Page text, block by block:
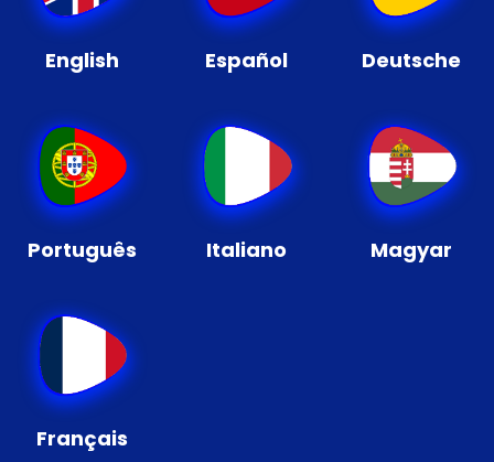
English Español Deutsche
Português Italiano Magyar
Français